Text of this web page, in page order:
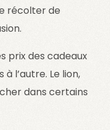
récolter de
prix des cadeaux
l’autre. Le lion,
dans certains